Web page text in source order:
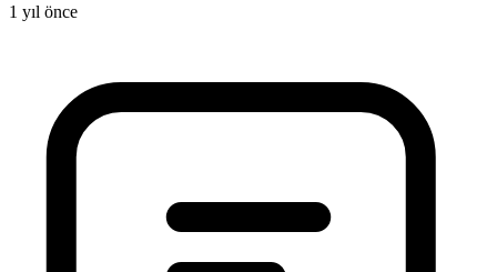
1 yıl önce